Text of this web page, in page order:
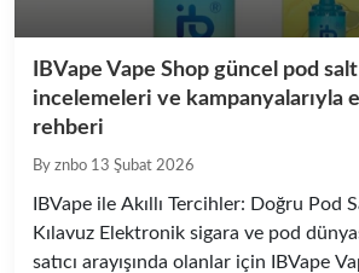
IBVape Vape Shop güncel pod
incelemeleri ve kampanyalarıyla
rehberi
By znbo 13 Şubat 2026
IBVape ile Akıllı Tercihler: Doğru Pod
Kılavuz Elektronik sigara ve pod
satıcı arayışında olanlar için IBVape